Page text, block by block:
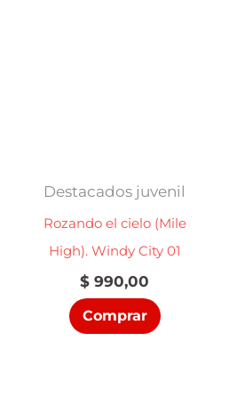
Destacados juvenil
Rozando el cielo (Mile
High). Windy City 01
$ 990,00
Comprar